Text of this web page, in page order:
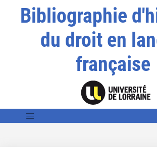
Bibliographie
du droit en
française